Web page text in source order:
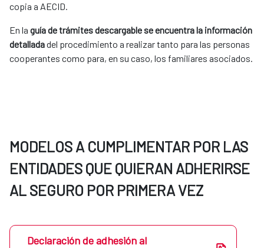
copia a AECID.
En la guía de trámites descargable se encuentra la información
detalladadel procedimiento a realizar tanto para las personas
cooperantes como para, en su caso, los familiares asociados.
MODELOS A CUMPLIMENTAR POR LAS
ENTIDADES QUE QUIERAN ADHERIRSE
AL SEGURO POR PRIMERA VEZ
Declaración de adhesión al